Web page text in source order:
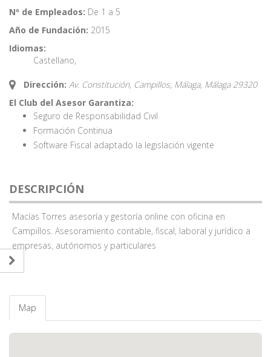
Nº de Empleados: De 1 a 5
Año de Fundación: 2015
Idiomas:
Castellano,
Dirección: Av. Constitución, Campillos, Málaga, Málaga 29320
El Club del Asesor Garantiza:
Seguro de Responsabilidad Civil
Formación Continua
Software Fiscal adaptado la legislación vigente
DESCRIPCIÓN
Macías Torres asesoría y gestoría online con oficina en
Campillos. Asesoramiento contable, fiscal, laboral y jurídico a
empresas, autónomos y particulares
Map